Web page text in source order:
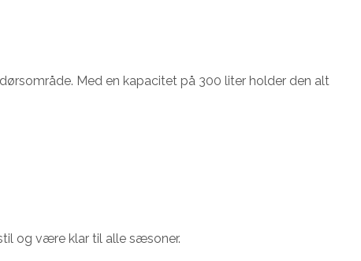
Med en kapacitet på 300 liter holder den alt
og være klar til alle sæsoner.